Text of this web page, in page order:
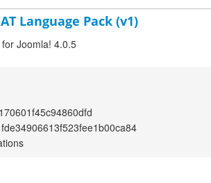
Language Pack (v1)
Joomla! 4.0.5